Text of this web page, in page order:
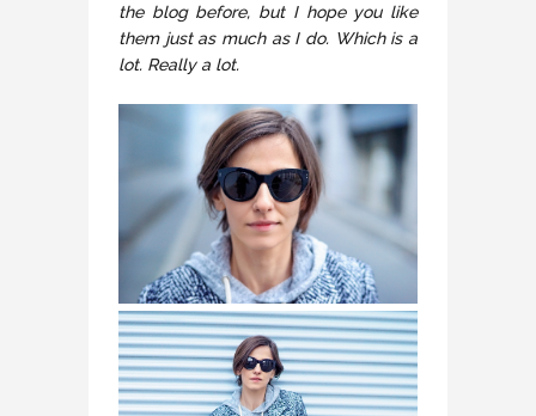
the blog before, but I hope you like
them just as much as I do. Which is a
lot. Really a lot.